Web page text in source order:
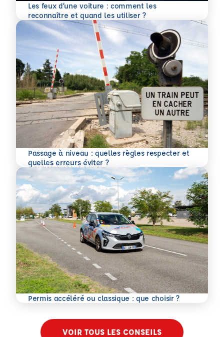
Les feux d’une voiture : comment les
reconnaître et quand les utiliser ?
En savoir plus
Passage à niveau : quelles règles respecter et
quelles erreurs éviter ?
En savoir plus
Permis accéléré ou classique : que choisir ?
En savoir plus
VOIR TOUS LES CONSEILS